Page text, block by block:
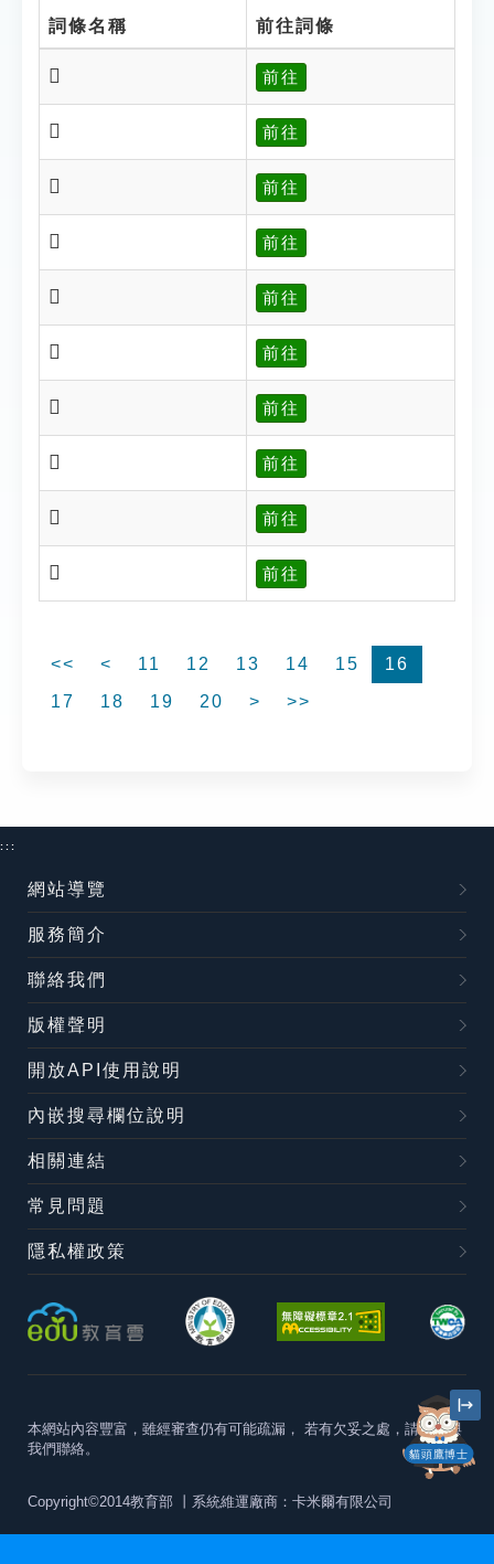
詞條名稱 前往詞條
𦋱 前往
𦋵 前往
𦋬 前往
𦋭 前往
𦋮 前往
𦋯 前往
𦋰 前往
𦋲 前往
𦋳 前往
𦋴 前往
<< < 11 12 13 14 15
16
17
18 19 20 > >>
貓頭鷹博士
:::
網站導覽
服務簡介
聯絡我們
版權聲明
開放API使用說明
內嵌搜尋欄位說明
相關連結
常見問題
隱私權政策
本網站內容豐富，雖經審查仍有可能疏漏， 若有欠妥之處，請隨時與
我們聯絡。
Copyright©2014教育部 丨系統維運廠商：卡米爾有限公司